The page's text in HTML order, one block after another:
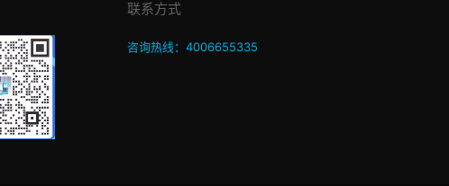
联系方式
咨询热线：4006655335